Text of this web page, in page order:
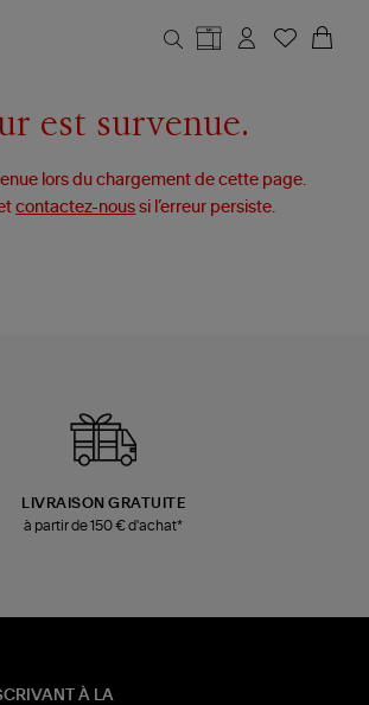
est survenue.
lors du chargement de cette page.
contactez-nous si l’erreur persiste.
LIVRAISON GRATUITE
à partir de 150 € d'achat*
À LA